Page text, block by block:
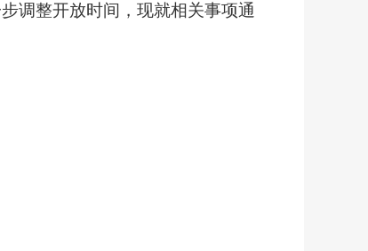
调整开放时间，现就相关事项通